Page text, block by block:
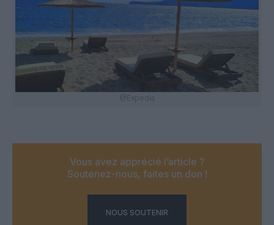
@Expedia
Vous avez apprécié l’article ?
Soutenez-nous, faites un don !
NOUS SOUTENIR